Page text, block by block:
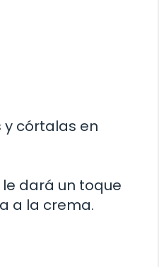
y córtalas en
dará un toque
a la crema.